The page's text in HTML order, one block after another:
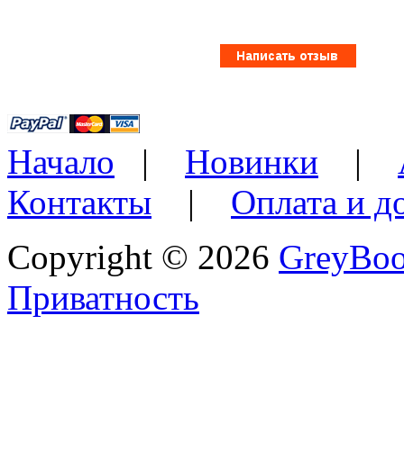
Начало | Новинки |
Контакты | Оплата и
Copyright © 2026
Приватность